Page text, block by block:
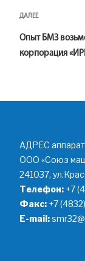
Следующая
ДАЛЕЕ
Опыт БМЗ
корпорация
АДРЕС
ООО «Союз
241037,
Телефон: +7
Факс: +7
E-mail: